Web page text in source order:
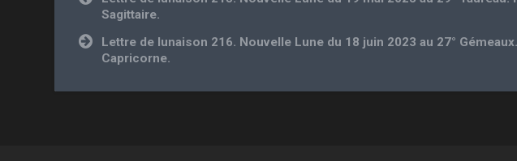
de
l’article
Sagittaire.
Lettre de lunaison 216. Nouvelle Lune du 18 juin 2023 au 27°
Capricorne.